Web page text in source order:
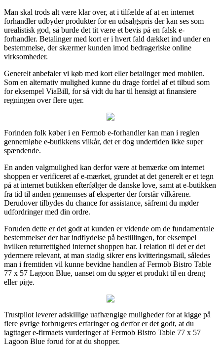
Man skal trods alt være klar over, at i tilfælde af at en internet
forhandler udbyder produkter for en udsalgspris der kan ses som
urealistisk god, så burde det tit være et bevis på en falsk e-
forhandler. Betalinger med kort er i hvert fald dækket ind under en
bestemmelse, der skærmer kunden imod bedrageriske online
virksomheder.
Generelt anbefaler vi køb med kort eller betalinger med mobilen.
Som en alternativ mulighed kunne du drage fordel af et tilbud som
for eksempel ViaBill, for så vidt du har til hensigt at finansiere
regningen over flere uger.
Forinden folk køber i en Fermob e-forhandler kan man i reglen
gennemløbe e-butikkens vilkår, det er dog undertiden ikke super
spændende.
En anden valgmulighed kan derfor være at bemærke om internet
shoppen er verificeret af e-mærket, grundet at det generelt er et tegn
på at internet butikken efterfølger de danske love, samt at e-butikken
fra tid til anden gennemses af eksperter der forstår vilkårene.
Derudover tilbydes du chance for assistance, såfremt du møder
udfordringer med din ordre.
Foruden dette er det godt at kunden er vidende om de fundamentale
bestemmelser der har indflydelse på bestillingen, for eksempel
hvilken returrettighed internet shoppen har. I relation til det er det
ydermere relevant, at man stadig sikrer ens kvitteringsmail, således
man i fremtiden vil kunne bevidne handlen af Fermob Bistro Table
77 x 57 Lagoon Blue, uanset om du søger et produkt til en dreng
eller pige.
Trustpilot leverer adskillige uafhængige muligheder for at kigge på
flere øvrige forbrugeres erfaringer og derfor er det godt, at du
iagttager e-firmaets vurderinger af Fermob Bistro Table 77 x 57
Lagoon Blue forud for at du shopper.